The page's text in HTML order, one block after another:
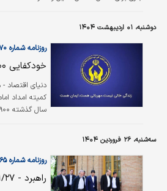
دوشنبه، ۰۱ اردیبهشت ۱۴۰۴
روزنامه شماره ۶۲۷۰
خودکفایی ۲۹۰۰ مددجوی همدانی
دنیای اقتصاد -
کمیته امداد
سه‌شنبه، ۲۶ فروردین ۱۴۰۴
روزنامه شماره ۶۲۶۵
راهبرد - ۱۴۰۴/۰۱/۲۷